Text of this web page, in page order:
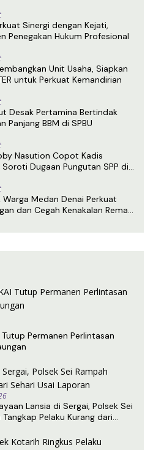
Sinergi dengan Kejati,
Penegakan Hukum Profesional
Unit Usaha, Siapkan
untuk Perkuat Kemandirian
Desak Pertamina Bertindak
Panjang BBM di SPBU
Nasution Copot Kadis
Dugaan Pungutan SPP di
Warga Medan Denai Perkuat
dan Cegah Kenakalan Remaja
Tutup Permanen Perlintasan
Lansia di Sergai, Polsek Sei
Tangkap Pelaku Kurang dari